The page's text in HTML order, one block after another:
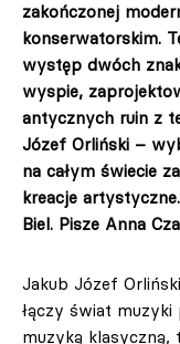
zakończonej
konserwatorskim.
występ dwóch
wyspie,
antycznych ruin z
Józef Orliński –
na całym świecie
kreacje
Biel. Pisze Anna
Jakub Józef
łączy świat
muzyką klasyczną,